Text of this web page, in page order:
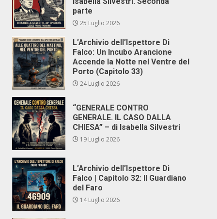
parte
25 Luglio 2026
L’Archivio dell’Ispettore Di
Falco: Un Incubo Arancione
Accende la Notte nel Ventre del
Porto (Capitolo 33)
24 Luglio 2026
“GENERALE CONTRO
GENERALE. IL CASO DALLA
CHIESA” – di Isabella Silvestri
19 Luglio 2026
L’Archivio dell’Ispettore Di
Falco | Capitolo 32: Il Guardiano
del Faro
14 Luglio 2026